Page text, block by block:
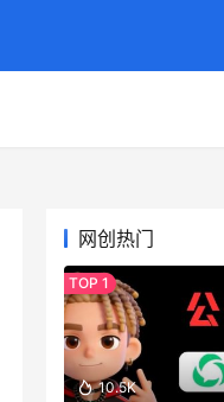
网创热门
10.5K